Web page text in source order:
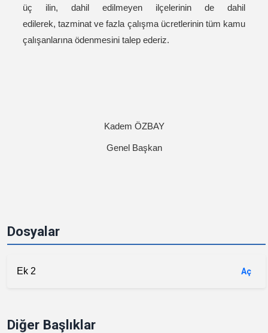
Dosyalar
Ek 2 Aç
Diğer Başlıklar
üç ilin, dahil edilmeyen ilçelerinin de dahil
edilerek, tazminat ve fazla çalışma ücretlerinin tüm kamu
çalışanlarına ödenmesini talep ederiz.
​​​Kadem ÖZBAY
Genel Başkan